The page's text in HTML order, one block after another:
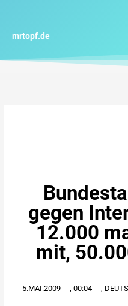
springen
mrtopf.de
gegen
12.000
mit,
5.MAI.2009 , 00:04 ,